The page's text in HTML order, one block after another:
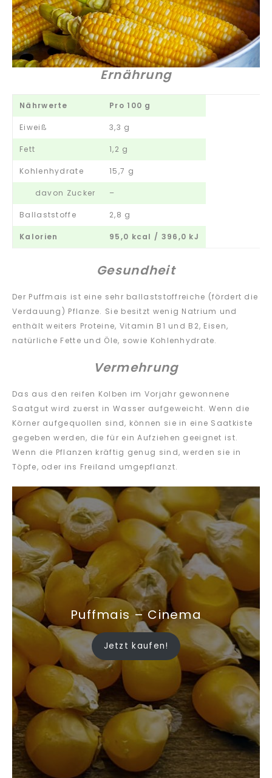
Ernährung
Nährwerte Pro 100 g
Eiweiß 3,3 g
Fett 1,2 g
Kohlenhydrate 15,7 g
davon Zucker –
Ballaststoffe 2,8 g
Kalorien 95,0 kcal / 396,0 kJ
Gesundheit
Der Puffmais ist eine sehr ballaststoffreiche (fördert die
Verdauung) Pflanze. Sie besitzt wenig Natrium und
enthält weiters Proteine, Vitamin B1 und B2, Eisen,
natürliche Fette und Öle, sowie Kohlenhydrate.
Vermehrung
Das aus den reifen Kolben im Vorjahr gewonnene
Saatgut wird zuerst in Wasser aufgeweicht. Wenn die
Körner aufgequollen sind, können sie in eine Saatkiste
gegeben werden, die für ein Aufziehen geeignet ist.
Wenn die Pflanzen kräftig genug sind, werden sie in
Töpfe, oder ins Freiland umgepflanzt.
Puffmais – Cinema
Jetzt kaufen!